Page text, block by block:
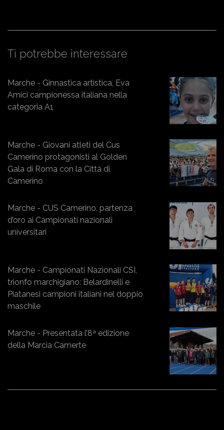
Ti potrebbe interessare
Marche - Ginnastica artistica, Eva
Amici campionessa italiana nella
categoria A1
Marche - Giovani atleti del Cus
Camerino protagonisti al Golden
Gala di Roma con la Città di
Camerino
Marche - CUS Camerino, partenza
d’oro ai Campionati nazionali
universitari
Marche - Campionati Nazionali CSI,
trionfo marchigiano: Belardinelli e
Piatanesi campioni italiani nel doppio
maschile
Marche - Presentata l’8ª edizione
della Marcia Camerte